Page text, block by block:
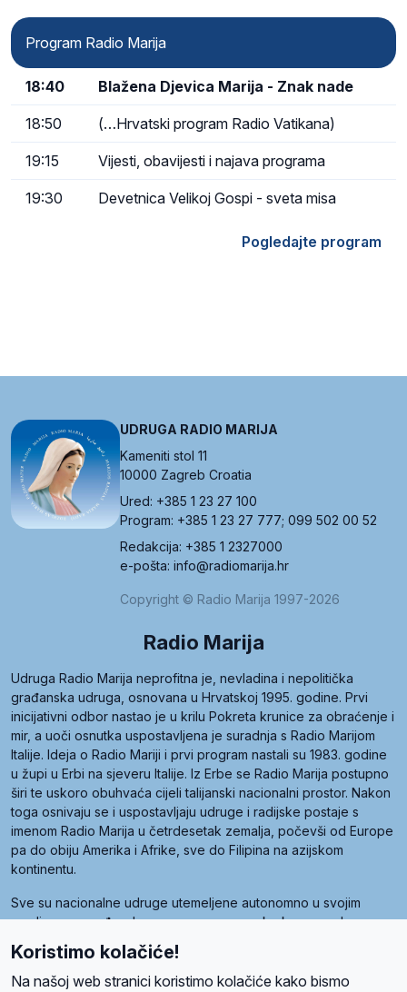
Program Radio Marija
18:40 Blažena Djevica Marija - Znak nade
18:50 (…Hrvatski program Radio Vatikana)
19:15 Vijesti, obavijesti i najava programa
19:30 Devetnica Velikoj Gospi - sveta misa
Pogledajte program
UDRUGA RADIO MARIJA
Kameniti stol 11
10000 Zagreb Croatia
Ured: +385 1 23 27 100
Program: +385 1 23 27 777; 099 502 00 52
Redakcija: +385 1 2327000
e-pošta: info@radiomarija.hr
Copyright © Radio Marija 1997-2026
Radio Marija
Udruga Radio Marija neprofitna je, nevladina i nepolitička
građanska udruga, osnovana u Hrvatskoj 1995. godine. Prvi
inicijativni odbor nastao je u krilu Pokreta krunice za obraćenje i
mir, a uoči osnutka uspostavljena je suradnja s Radio Marijom
Italije. Ideja o Radio Mariji i prvi program nastali su 1983. godine
u župi u Erbi na sjeveru Italije. Iz Erbe se Radio Marija postupno
širi te uskoro obuhvaća cijeli talijanski nacionalni prostor. Nakon
toga osnivaju se i uspostavljaju udruge i radijske postaje s
imenom Radio Marija u četrdesetak zemalja, počevši od Europe
pa do obiju Amerika i Afrike, sve do Filipina na azijskom
kontinentu.
Sve su nacionalne udruge utemeljene autonomno u svojim
zemljama, a međusobna su povezane preko krovne udruge
pod nazivom Svjetska obitelj Radio Marije (World Family of
Radio Maria). Svjetsku obitelj utemeljilo je sedam članica, među
kojima je i hrvatska Udruga Radio Marija.
Koristimo kolačiće!
Na našoj web stranici koristimo kolačiće kako bismo